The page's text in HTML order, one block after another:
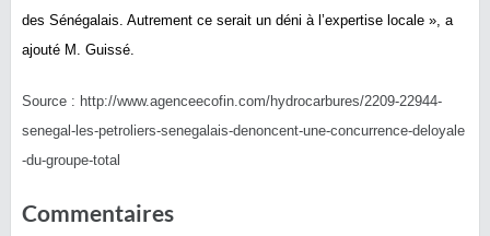
des Sénégalais. Autrement ce serait un déni à l’expertise locale », a
ajouté M. Guissé.
Source : http://www.agenceecofin.com/hydrocarbures/2209-22944-
senegal-les-petroliers-senegalais-denoncent-une-concurrence-deloyale
-du-groupe-total
Commentaires